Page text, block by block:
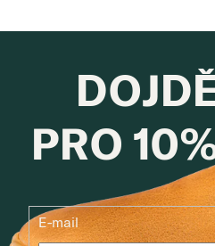
PRO
E-mail